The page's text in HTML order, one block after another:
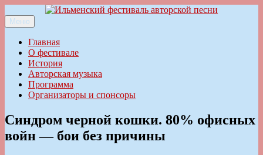
к
содержимому
Ильменский фестиваль авторской песни
Меню
Главная
О фестивале
История
Авторская музыка
Программа
Организаторы и спонсоры
Синдром черной кошки. 80% офисных
войн — бои без причины